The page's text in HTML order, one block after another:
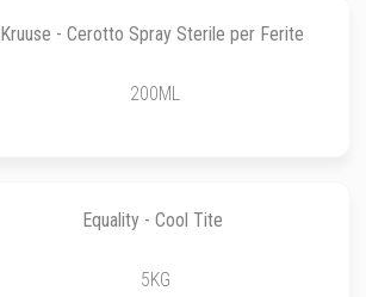
Kruuse - Cerotto Spray Sterile per Ferite
200ML
Equality - Cool Tite
5KG